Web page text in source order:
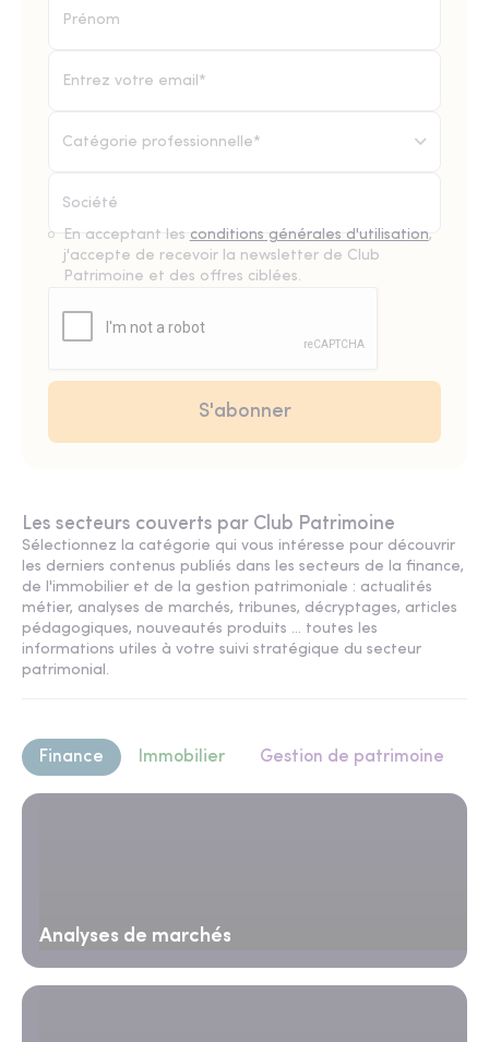
Catégorie professionnelle*
En acceptant les conditions générales d'utilisation,
j'accepte de recevoir la newsletter de Club
Patrimoine et des offres ciblées.
Les secteurs couverts par Club Patrimoine
Sélectionnez la catégorie qui vous intéresse pour découvrir
les derniers contenus publiés dans les secteurs de la finance,
de l'immobilier et de la gestion patrimoniale : actualités
métier, analyses de marchés, tribunes, décryptages, articles
pédagogiques, nouveautés produits ... toutes les
informations utiles à votre suivi stratégique du secteur
patrimonial.
Finance Immobilier Gestion de patrimoine
Analyses de marchés